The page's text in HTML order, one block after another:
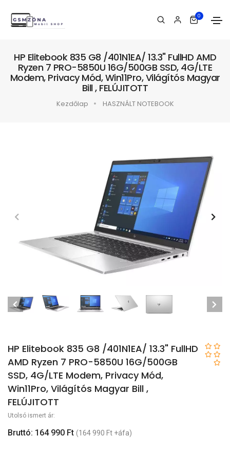
0
HP Elitebook 835 G8 /401N1EA/ 13.3" FullHD AMD
Ryzen 7 PRO-5850U 16G/500GB SSD, 4G/LTE
Modem, Privacy Mód, Win11Pro, Világítós Magyar
Bill , FELÚJITOTT
Kezdőlap HASZNÁLT NOTEBOOK
HP Elitebook 835 G8 /401N1EA/ 13.3" FullHD
AMD Ryzen 7 PRO-5850U 16G/500GB
SSD, 4G/LTE Modem, Privacy Mód,
Win11Pro, Világítós Magyar Bill ,
FELÚJITOTT
Utolsó ismert ár:
Bruttó: 164 990 Ft (164 990 Ft +áfa)